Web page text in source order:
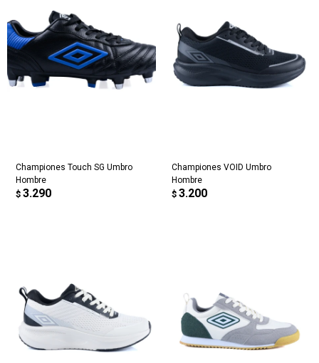
Championes Touch SG Umbro
Hombre
$ 3.290
Championes VOID Umbro
Hombre
$ 3.200